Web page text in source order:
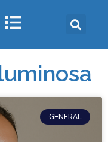
GENERAL